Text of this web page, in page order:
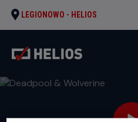
LEGIONOWO - HELIOS